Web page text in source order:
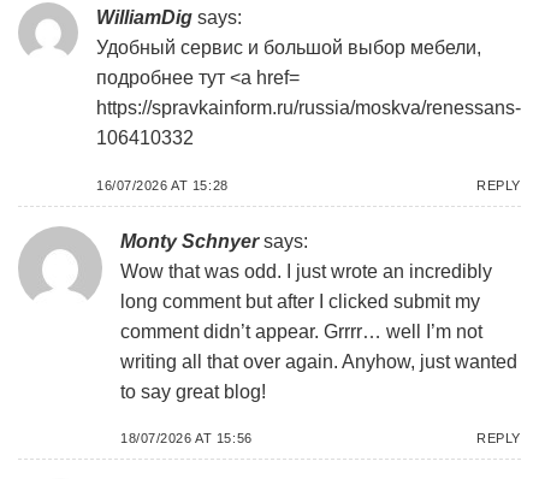
WilliamDig says:
Удобный сервис и большой выбор мебели,
подробнее тут <a href=
https://spravkainform.ru/russia/moskva/renessans-
106410332
16/07/2026 AT 15:28 REPLY
Monty Schnyer says:
Wow that was odd. I just wrote an incredibly
long comment but after I clicked submit my
comment didn’t appear. Grrrr… well I’m not
writing all that over again. Anyhow, just wanted
to say great blog!
18/07/2026 AT 15:56 REPLY